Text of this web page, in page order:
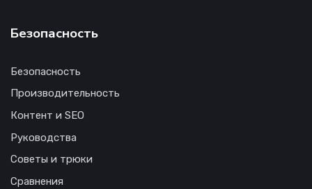
Безопасность
Безопасность
Производительность
Контент и SEO
Руководства
Советы и трюки
Сравнения